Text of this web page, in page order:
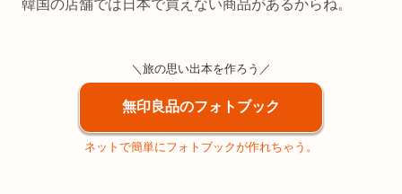
韓国の店舗では日本で買えない商品があるからね。
＼旅の思い出本を作ろう／
無印良品のフォトブック
ネットで簡単にフォトブックが作れちゃう。